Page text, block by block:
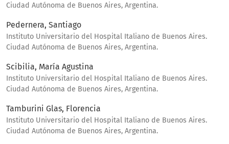
Ciudad Autónoma de Buenos Aires, Argentina.
Pedernera, Santiago
Instituto Universitario del Hospital Italiano de Buenos Aires.
Ciudad Autónoma de Buenos Aires, Argentina.
Scibilia, María Agustina
Instituto Universitario del Hospital Italiano de Buenos Aires.
Ciudad Autónoma de Buenos Aires, Argentina.
Tamburini Glas, Florencia
Instituto Universitario del Hospital Italiano de Buenos Aires.
Ciudad Autónoma de Buenos Aires, Argentina.